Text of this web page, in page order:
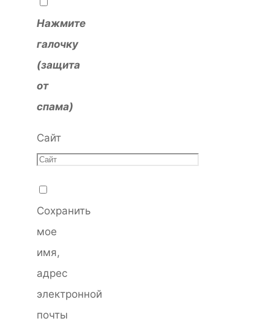
Нажмите
галочку
(защита
от
спама)
Сайт
Сохранить
мое
имя,
адрес
электронной
почты